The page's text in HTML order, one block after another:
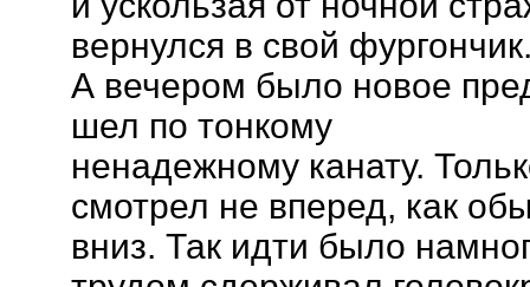
вернулся в свой
А вечером было новое
шел по тонкому
ненадежному канату.
смотрел не вперед, как
вниз. Так идти было